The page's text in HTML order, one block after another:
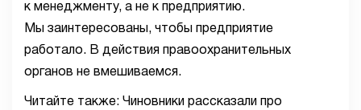
к менеджменту, а не к предприятию.
Мы заинтересованы, чтобы предприятие
работало. В действия правоохранительных
органов не вмешиваемся.
Читайте также: Чиновники рассказали про